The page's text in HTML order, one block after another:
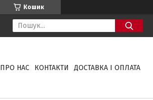
Кошик
ПРО НАС КОНТАКТИ ДОСТАВКА І ОПЛАТА